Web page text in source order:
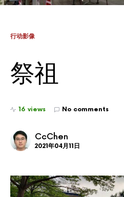
行动影像
祭祖
16 views No comments
CcChen
2021年04月11日